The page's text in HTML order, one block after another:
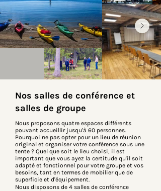
Nos salles de conférence et
salles de groupe
Nous proposons quatre espaces différents
pouvant accueillir jusqu'à 60 personnes.
Pourquoi ne pas opter pour un lieu de réunion
original et organiser votre conférence sous une
tente ? Quel que soit le lieu choisi, il est
important que vous ayez la certitude qu'il soit
adapté et fonctionnel pour votre groupe et vos
besoins, tant en termes de mobilier que de
superficie et d'équipement.
Nous disposons de 4 salles de conférence